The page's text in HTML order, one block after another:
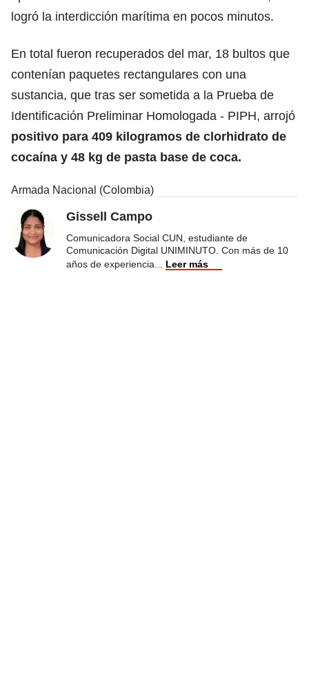
logró la interdicción marítima en pocos minutos.
En total fueron recuperados del mar, 18 bultos que
contenían paquetes rectangulares con una
sustancia, que tras ser sometida a la Prueba de
Identificación Preliminar Homologada - PIPH, arrojó
positivo para 409 kilogramos de clorhidrato de
cocaína y 48 kg de pasta base de coca.
Armada Nacional (Colombia)
Gissell Campo
Comunicadora Social CUN, estudiante de
Comunicación Digital UNIMINUTO. Con más de 10
años de experiencia
Leer más